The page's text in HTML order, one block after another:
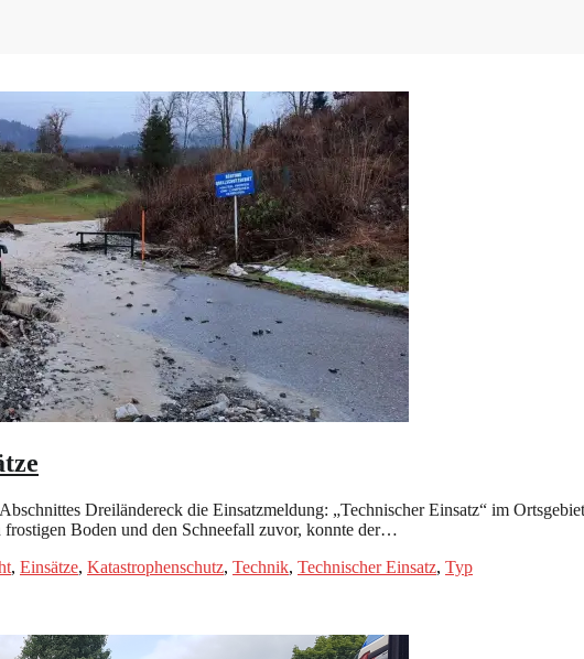
Dreiländereck die Einsatzmeldung: „Technischer Einsatz“ im
Boden und den Schneefall zuvor, konnte der…
, Einsätze, Katastrophenschutz, Technik, Technischer Einsatz, Typ